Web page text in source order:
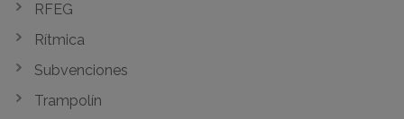
RFEG
Rítmica
Subvenciones
Trampolín